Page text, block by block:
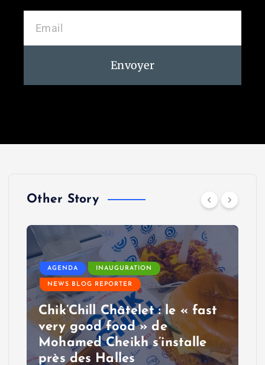
Envoyer
Other Story
AGENDA INAUGURATION
NEWS BLOG REPORTER
Chik’Chill Châtelet : le « fast
very good food » de
Mohamed Cheikh s’installe
près des Halles